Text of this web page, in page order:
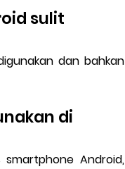
sulit
dan bahkan
di
Android,